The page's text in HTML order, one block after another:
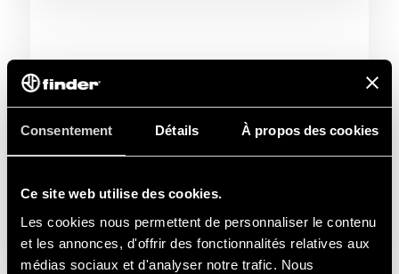
Consentement Détails À propos des cookies
Ce site web utilise des cookies.
Les cookies nous permettent de personnaliser le contenu
et les annonces, d'offrir des fonctionnalités relatives aux
médias sociaux et d'analyser notre trafic. Nous